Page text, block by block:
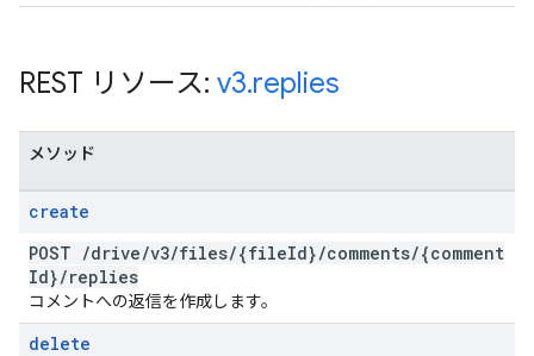
REST リソース: v3.replies
メソッド
create
POST /drive/v3/files/{fileId}/comments/{comment
Id}/replies
コメントへの返信を作成します。
delete